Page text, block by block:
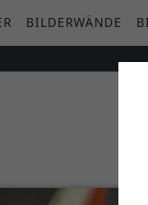
BILDERWÄNDE